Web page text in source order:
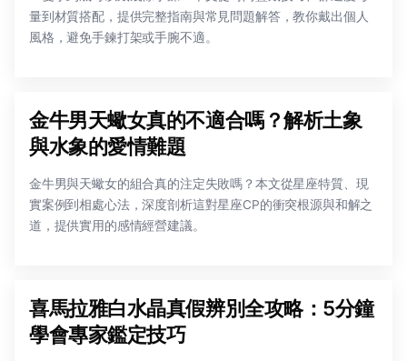
量到材質搭配，提供完整指南與常見問題解答，教你戴出個人
風格，避免手鍊打架或手腕不適。
金牛男天蠍女真的不適合嗎？解析土象
與水象的愛情難題
金牛男與天蠍女的組合真的注定失敗嗎？本文從星座特質、現
實案例到相處心法，深度剖析這對星座CP的衝突根源與和解之
道，提供實用的感情經營建議。
喜馬拉雅白水晶真假辨別全攻略：5分鐘
學會專家鑑定技巧